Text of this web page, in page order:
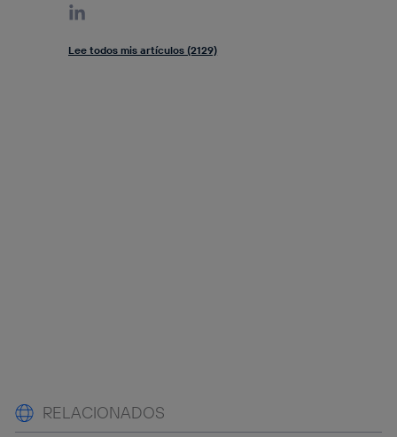
Lee todos mis artículos (2129)
RELACIONADOS